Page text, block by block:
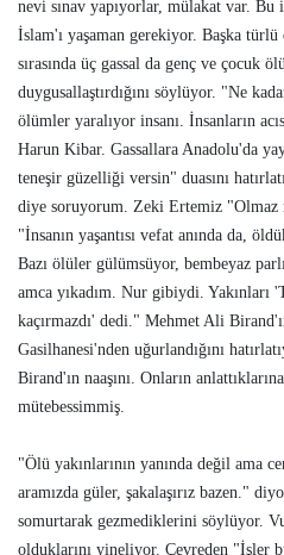
nevi sınav yapıyorlar, mülakat var. Bu
İslam'ı yaşaman gerekiyor. Başka
sırasında üç gassal da genç ve çocuk
duygusallaştırdığını söylüyor. "Ne
ölümler yaralıyor insanı. İnsanların
Harun Kibar. Gassallara Anadolu'da
teneşir güzelliği versin" duasını
diye soruyorum. Zeki Ertemiz "Olmaz
"İnsanın yaşantısı vefat anında da,
Bazı ölüler gülümsüyor, bembeyaz
amca yıkadım. Nur gibiydi. Yakınları
kaçırmazdı' dedi." Mehmet Ali
Gasilhanesi'nden uğurlandığını
Birand'ın naaşını. Onların
mütebessimmiş.
"Ölü yakınlarının yanında değil ama
aramızda güler, şakalaşırız bazen."
somurtarak gezmediklerini söylüyor.
olduklarını yineliyor. Çevreden "İşler